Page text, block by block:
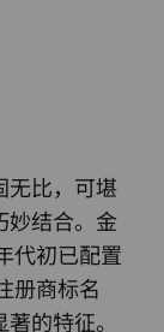
无比，可堪
妙结合。金
代初已配置
册商标名
的特征。